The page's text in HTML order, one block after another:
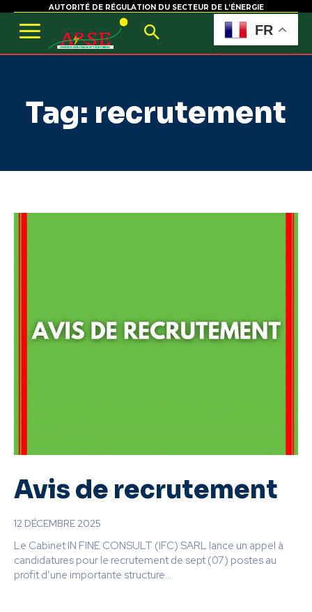
AUTORITÉ DE RÉGULATION DU SECTEUR DE L’ÉNERGIE
Tag: recrutement
Avis de recrutement
12 DÉCEMBRE 2025
Le Cabinet IN FINE CONSULT (IFC) SARL lance un appel à
candidatures pour le recrutement de sept (07) postes au
profit d’une importante structure...
FR